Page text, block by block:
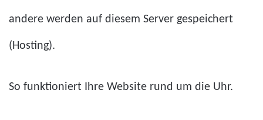
andere werden auf diesem Server gespeichert
(Hosting).
So funktioniert Ihre Website rund um die Uhr.